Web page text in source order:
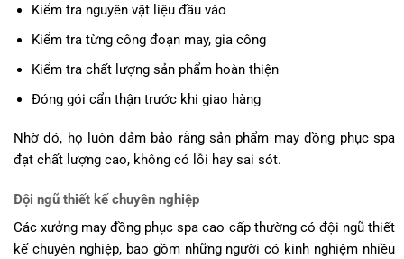
Kiểm tra nguyên vật liệu đầu vào
Kiểm tra từng công đoạn may, gia công
Kiểm tra chất lượng sản phẩm hoàn thiện
Đóng gói cẩn thận trước khi giao hàng
Nhờ đó, họ luôn đảm bảo rằng sản phẩm may đồng phục spa
đạt chất lượng cao, không có lỗi hay sai sót.
Đội ngũ thiết kế chuyên nghiệp
Các xưởng may đồng phục spa cao cấp thường có đội ngũ thiết
kế chuyên nghiệp, bao gồm những người có kinh nghiệm nhiều